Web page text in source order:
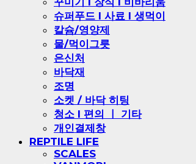
슈퍼푸드 l 사료 l 생먹이
칼슘/영양제
물/먹이그릇
은신처
바닥재
조명
소켓 / 바닥 히팅
청소 l 편의 ㅣ 기타
개인결제창
REPTILE LIFE
SCALES